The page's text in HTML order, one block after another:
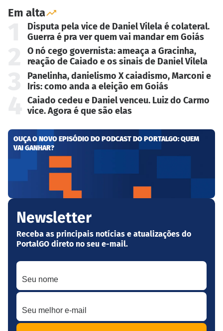
Em alta
Disputa pela vice de Daniel Vilela é colateral.
Guerra é pra ver quem vai mandar em Goiás
O nó cego governista: ameaça a Gracinha,
reação de Caiado e os sinais de Daniel Vilela
Panelinha, danielismo X caiadismo, Marconi e
Iris: como anda a eleição em Goiás
Caiado cedeu e Daniel venceu. Luiz do Carmo
vice. Agora é que são elas
OUÇA O NOVO EPISÓDIO DO PODCAST DO PORTALGO: QUEM
VAI GANHAR?
Newsletter
Receba as principais notícias e atualizações do
PortalGO direto no seu e-mail.
Seu nome
Seu melhor e-mail